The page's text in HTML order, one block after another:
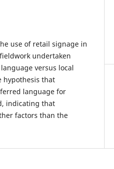
use of retail signage in
undertaken
versus local
hypothesis that
language for
indicating that
factors than the